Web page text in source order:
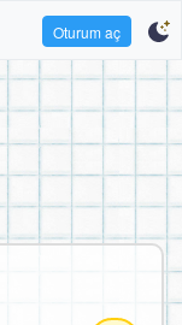
Oturum aç